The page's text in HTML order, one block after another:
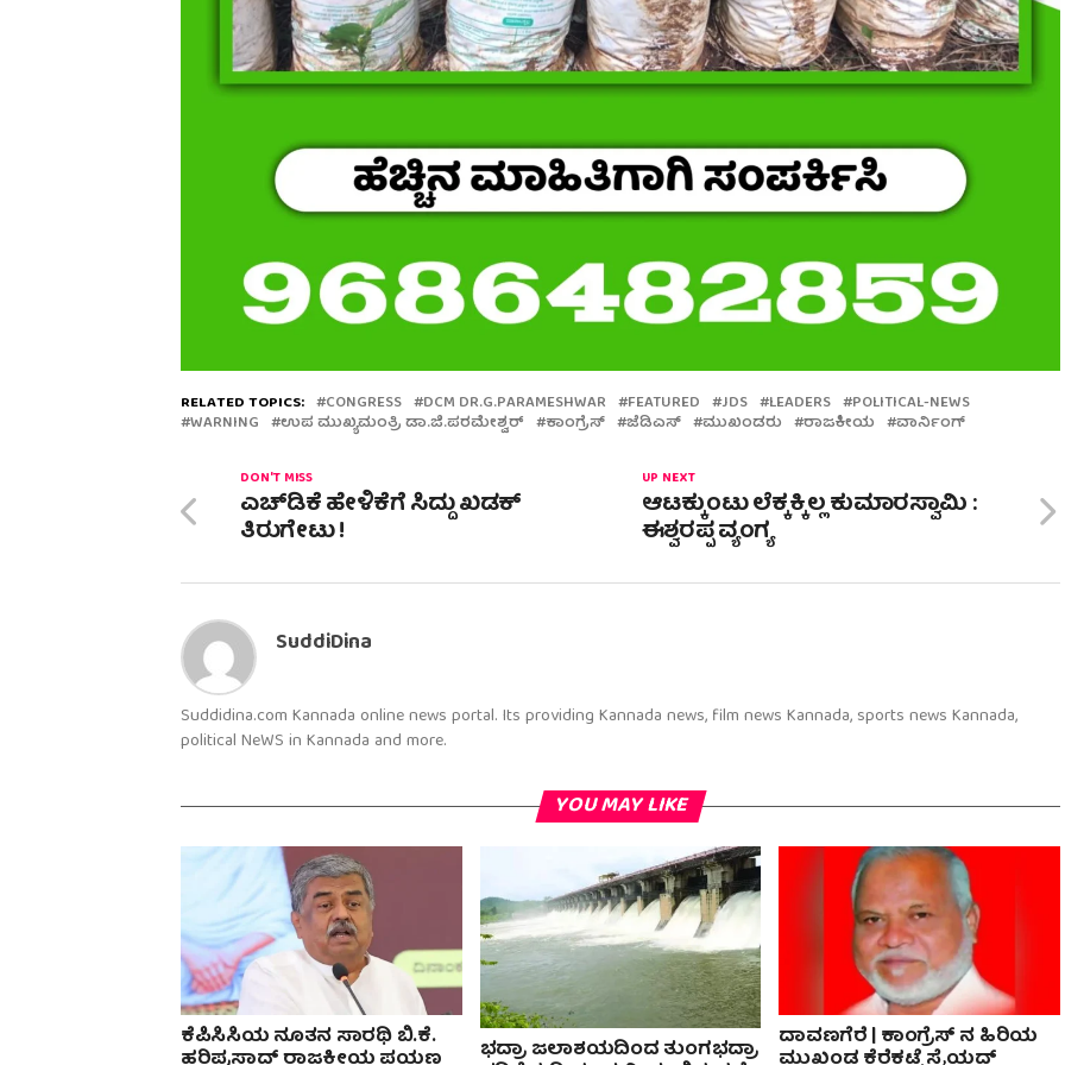
RELATED TOPICS: CONGRESS DCM DR.G.PARAMESHWAR FEATURED JDS LEADERS POLITICAL-NEWS
WARNING ಉಪ ಮುಖ್ಯಮಂತ್ರಿ ಡಾ.ಜಿ.ಪರಮೇಶ್ವರ್ ಕಾಂಗ್ರೆಸ್ ಜೆಡಿಎಸ್ ಮುಖಂಡರು ರಾಜಕೀಯ ವಾರ್ನಿಂಗ್
UP NEXT
ಆಟಕ್ಕುಂಟು ಲೆಕ್ಕಕ್ಕಿಲ್ಲ‌ ಕುಮಾರಸ್ವಾಮಿ :
ಈಶ್ವರಪ್ಪ ವ್ಯಂಗ್ಯ
DON'T MISS
ಎಚ್‌ಡಿಕೆ ಹೇಳಿಕೆಗೆ ಸಿದ್ದು ಖಡಕ್
ತಿರುಗೇಟು !
SuddiDina
Suddidina.com Kannada online news portal. Its providing Kannada news, film news Kannada, sports news Kannada,
political NeWS in Kannada and more.
YOU MAY LIKE
ಕೆಪಿಸಿಸಿಯ ನೂತನ ಸಾರಥಿ ಬಿ.ಕೆ. ಭದ್ರಾ ಜಲಾಶಯದಿಂದ ತುಂಗಭದ್ರಾ ದಾವಣಗೆರೆ | ಕಾಂಗ್ರೆಸ್ ನ ಹಿರಿಯ